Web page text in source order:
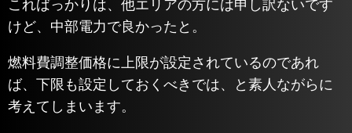
こればっかりは、他エリアの方には申し訳ないです
けど、中部電力で良かったと。
燃料費調整価格に上限が設定されているのであれ
ば、下限も設定しておくべきでは、と素人ながらに
考えてしまいます。